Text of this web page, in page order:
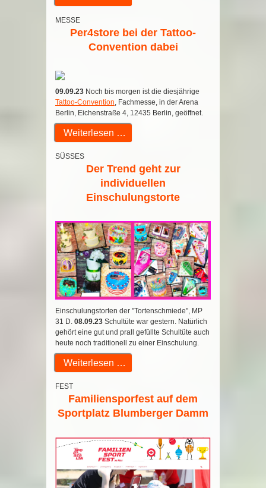
MESSE
Per4store bei der Tattoo-
Convention dabei
09.09.23 Noch bis morgen ist die diesjährige
Tattoo-Convention , Fachmesse, in der Arena
Berlin, Eichenstraße 4, 12435 Berlin, geöffnet.
Weiterlesen …
SÜSSES
Der Trend geht zur
individuellen
Einschulungstorte
Einschulungstorten der "Tortenschmiede", MP
31 D. 08.09.23 Schultüte war gestern. Natürlich
gehört eine gut und prall gefüllte Schultüte auch
heute noch traditionell zu einer Einschulung.
Weiterlesen …
FEST
Familiensporfest auf dem
Sportplatz Blumberger Damm